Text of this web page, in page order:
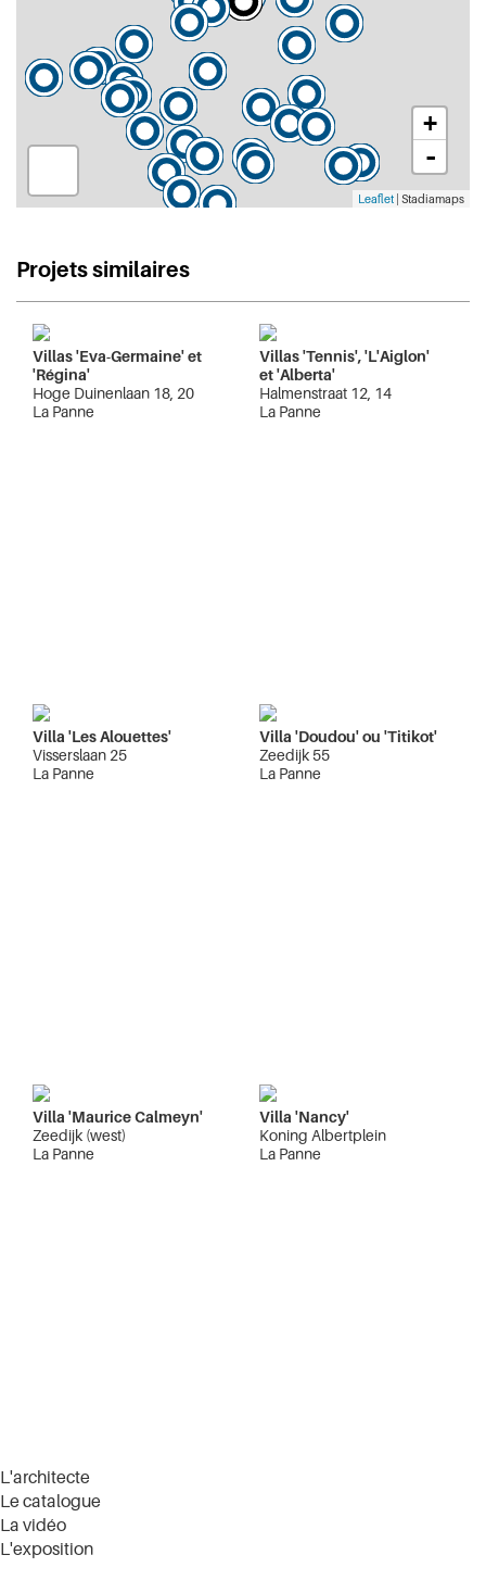
+
-
Leaflet | Stadiamaps
Projets similaires
Villas 'Eva-Germaine' et
'Régina'
Hoge Duinenlaan 18, 20
La Panne
Villas 'Tennis', 'L'Aiglon'
et 'Alberta'
Halmenstraat 12, 14
La Panne
Villa 'Les Alouettes'
Visserslaan 25
La Panne
Villa 'Doudou' ou 'Titikot'
Zeedijk 55
La Panne
Villa 'Maurice Calmeyn'
Zeedijk (west)
La Panne
Villa 'Nancy'
Koning Albertplein
La Panne
L'architecte
Le catalogue
La vidéo
L'exposition